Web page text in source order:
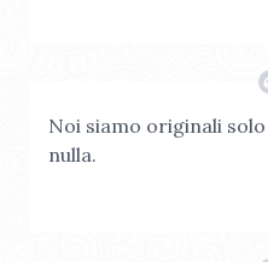
Noi siamo originali
nulla.